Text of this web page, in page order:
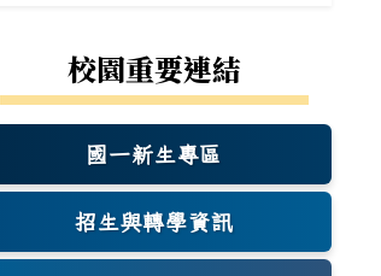
校園重要連結
國一新生專區
(另開新視窗)
招生與轉學資訊